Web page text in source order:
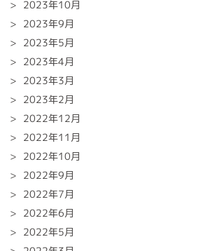
2023年10月
2023年9月
2023年5月
2023年4月
2023年3月
2023年2月
2022年12月
2022年11月
2022年10月
2022年9月
2022年7月
2022年6月
2022年5月